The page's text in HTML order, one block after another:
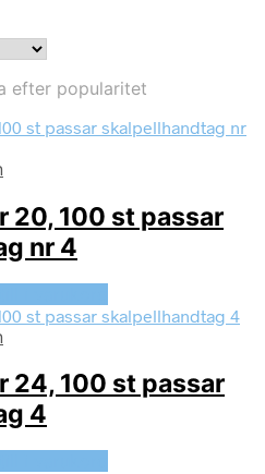
efter popularitet
20, 100 st passar
nr 4
24, 100 st passar
4